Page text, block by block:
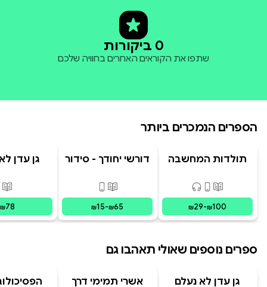
0 ביקורות
שתפו את הקוראים האחרים בחוויה שלכם
הספרים הנמכרים ביותר
תולדות המחשבה
פורמטים זמינים
מודפס, דיגיטלי, קולי
₪29-₪100
דורשי יחודך - סידור
פורמטים זמינים
מודפס,
₪15-₪65
גן עדן
₪78
ספרים נוספים שאולי תאהבו גם
גן עדן לא נעלם אשרי תמימי דרך